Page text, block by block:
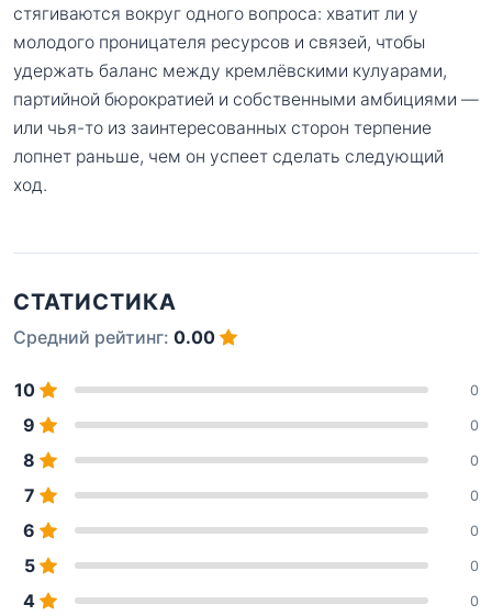
стягиваются вокруг одного вопроса: хватит ли у
молодого проницателя ресурсов и связей, чтобы
удержать баланс между кремлёвскими кулуарами,
партийной бюрократией и собственными амбициями —
или чья-то из заинтересованных сторон терпение
лопнет раньше, чем он успеет сделать следующий
ход.
СТАТИСТИКА
Средний рейтинг: 0.00
10 0
9 0
8 0
7 0
6 0
5 0
4 0